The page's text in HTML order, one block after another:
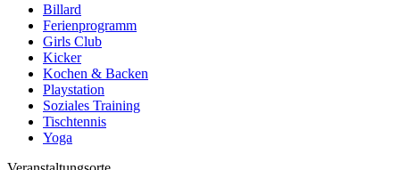
Billard
Ferienprogramm
Girls Club
Kicker
Kochen & Backen
Playstation
Soziales Training
Tischtennis
Yoga